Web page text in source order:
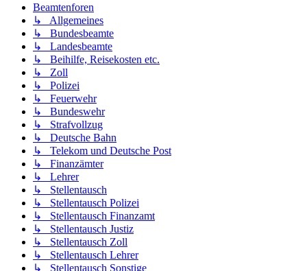
Beamtenforen
↳ Allgemeines
↳ Bundesbeamte
↳ Landesbeamte
↳ Beihilfe, Reisekosten etc.
↳ Zoll
↳ Polizei
↳ Feuerwehr
↳ Bundeswehr
↳ Strafvollzug
↳ Deutsche Bahn
↳ Telekom und Deutsche Post
↳ Finanzämter
↳ Lehrer
↳ Stellentausch
↳ Stellentausch Polizei
↳ Stellentausch Finanzamt
↳ Stellentausch Justiz
↳ Stellentausch Zoll
↳ Stellentausch Lehrer
↳ Stellentausch Sonstige